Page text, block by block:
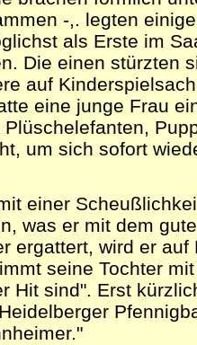
-,. legten
als Erste im
Die einen stürzten
auf
eine junge Frau
um sich sofort
einer
was er mit dem
ergattert, wird er
seine Tochter
Hit sind". Erst